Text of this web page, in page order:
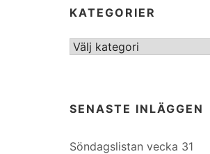
KATEGORIER
Kategorier
SENASTE INLÄGGEN
Söndagslistan vecka 31